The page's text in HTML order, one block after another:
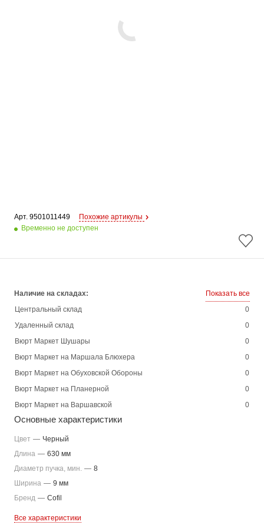
Арт. 9501011449
Похожие артикулы
Временно не доступен
Наличие на складах:
Показать все
Центральный склад
0
Удаленный склад
0
Вюрт Маркет Шушары
0
Вюрт Маркет на Маршала Блюхера
0
Вюрт Маркет на Обуховской Обороны
0
Вюрт Маркет на Планерной
0
Вюрт Маркет на Варшавской
0
Основные характеристики
Цвет — Черный
Длина — 630 мм
Диаметр пучка, мин. — 8
Ширина — 9 мм
Бренд — Cofil
Все характеристики